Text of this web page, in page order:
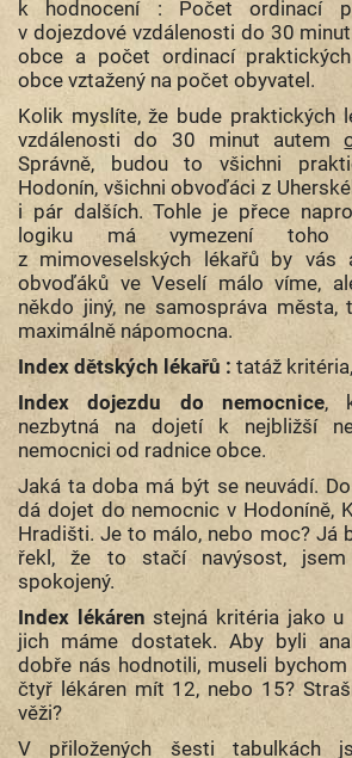
k hodnocení : Počet ordinací
v dojezdové vzdálenosti do 30
obce a počet ordinací
obce vztažený na počet obyvatel.
Kolik myslíte, že bude praktických
vzdálenosti do 30 minut autem
Správně, budou to všichni
Hodonín, všichni obvoďáci z
i pár dalších. Tohle je přece
logiku má vymezení toho
z mimoveselských lékařů by vás
obvoďáků ve Veselí málo víme,
někdo jiný, ne samospráva
maximálně nápomocna.
Index dětských lékařů : tatáž
Index dojezdu do nemocnice,
nezbytná na dojetí k nejbližší
nemocnici od radnice obce.
Jaká ta doba má být se neuvádí.
dá dojet do nemocnic v Hodoníně,
Hradišti. Je to málo, nebo moc? Já
řekl, že to stačí navýsost,
spokojený.
Index lékárenstejná kritéria jako u
jich máme dostatek. Aby byli
dobře nás hodnotili, museli
čtyř lékáren mít 12, nebo 15?
věži?
V přiložených šesti tabulkách